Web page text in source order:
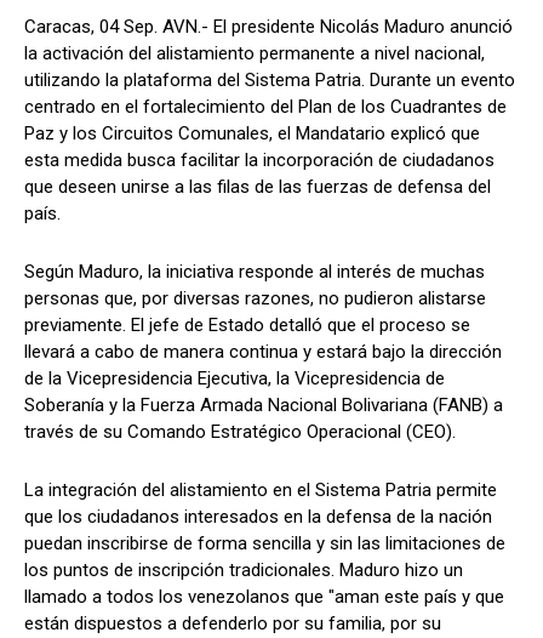
Caracas, 04 Sep. AVN.- El presidente Nicolás Maduro anunció
la activación del alistamiento permanente a nivel nacional,
utilizando la plataforma del Sistema Patria. Durante un evento
centrado en el fortalecimiento del Plan de los Cuadrantes de
Paz y los Circuitos Comunales, el Mandatario explicó que
esta medida busca facilitar la incorporación de ciudadanos
que deseen unirse a las filas de las fuerzas de defensa del
país.
Según Maduro, la iniciativa responde al interés de muchas
personas que, por diversas razones, no pudieron alistarse
previamente. El jefe de Estado detalló que el proceso se
llevará a cabo de manera continua y estará bajo la dirección
de la Vicepresidencia Ejecutiva, la Vicepresidencia de
Soberanía y la Fuerza Armada Nacional Bolivariana (FANB) a
través de su Comando Estratégico Operacional (CEO).
La integración del alistamiento en el Sistema Patria permite
que los ciudadanos interesados en la defensa de la nación
puedan inscribirse de forma sencilla y sin las limitaciones de
los puntos de inscripción tradicionales. Maduro hizo un
llamado a todos los venezolanos que "aman este país y que
están dispuestos a defenderlo por su familia, por su